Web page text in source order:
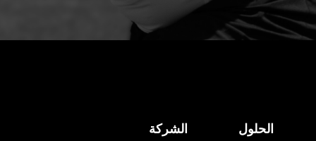
الحلول الشركة